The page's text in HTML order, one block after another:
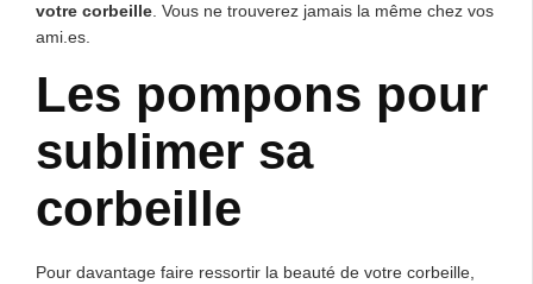
votre corbeille. Vous ne trouverez jamais la même chez vos
ami.es.
Les pompons pour
sublimer sa
corbeille
Pour davantage faire ressortir la beauté de votre corbeille,